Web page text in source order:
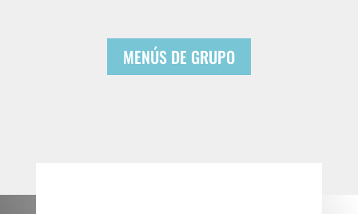
MENÚS DE GRUPO